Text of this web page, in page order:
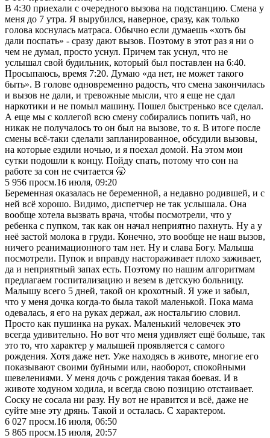
В 4:30 приехали с очередного вызова на подстанцию. Смена у
меня до 7 утра. Я вырубился, наверное, сразу, как только
голова коснулась матраса. Обычно если думаешь «хоть бы
дали поспать» - сразу дают вызов. Поэтому в этот раз я ни о
чем не думал, просто уснул. Причем так уснул, что не
услышал свой будильник, который был поставлен на 6:40.
Просыпаюсь, время 7:20. Думаю «да нет, не может такого
быть». В голове одновременно радость, что смена закончилась
и вызов не дали, и тревожные мысли, что я еще не сдал
наркотики и не помыл машину. Пошел быстренько все сделал.
А еще мы с коллегой всю смену собирались попить чай, но
никак не получалось то он был на вызове, то я. В итоге после
смены всё-таки сделали запланированное, обсудили вызовы,
на которые ездили ночью, и я поехал домой. На этом мои
сутки подошли к концу. Пойду спать, потому что сон на
работе за сон не считается 🥱
5 956 просм.16 июля, 09:20
Беременная оказалась не беременной, а недавно родившей, и с
ней всё хорошо. Видимо, диспетчер не так услышала. Она
вообще хотела вызвать врача, чтобы посмотрели, что у
ребенка с пупком, так как он начал неприятно пахнуть. Ну а у
неё застой молока в груди. Конечно, это вообще не наш вызов,
ничего реанимационного там нет. Ну и слава Богу. Малыша
посмотрели. Пупок и вправду настораживает плохо заживает,
да и неприятный запах есть. Поэтому по нашим алгоритмам
предлагаем госпитализацию и везем в детскую больницу.
Малышу всего 5 дней, такой он крохотный. Я уже и забыл,
что у меня дочка когда-то была такой маленькой. Пока мама
одевалась, я его на руках держал, аж ностальгию словил.
Просто как пушинка на руках. Маленький человечек это
всегда удивительно. Но вот что меня удивляет ещё больше, так
это то, что характер у малышей проявляется с самого
рождения. Хотя даже нет. Уже находясь в животе, многие его
показывают своими буйными или, наоборот, спокойными
шевелениями. У меня дочь с рождения такая боевая. И в
животе ходуном ходила, и всегда свою позицию отстаивает.
Соску не сосала ни разу. Ну вот не нравится и всё, даже не
суйте мне эту дрянь. Такой и осталась. С характером.
6 027 просм.16 июля, 06:50
5 865 просм.15 июля, 20:57